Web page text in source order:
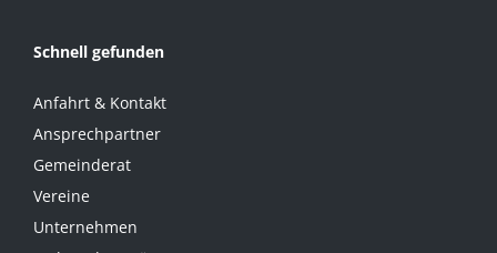
Schnell gefunden
Anfahrt & Kontakt
Ansprechpartner
Gemeinderat
Vereine
Unternehmen